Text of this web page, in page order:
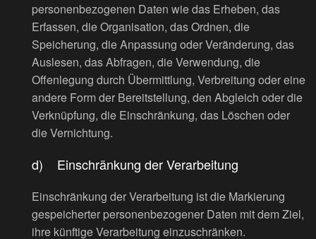
personenbezogenen Daten wie das Erheben, das
Erfassen, die Organisation, das Ordnen, die
Speicherung, die Anpassung oder Veränderung, das
Auslesen, das Abfragen, die Verwendung, die
Offenlegung durch Übermittlung, Verbreitung oder eine
andere Form der Bereitstellung, den Abgleich oder die
Verknüpfung, die Einschränkung, das Löschen oder
die Vernichtung.
d) Einschränkung der Verarbeitung
Einschränkung der Verarbeitung ist die Markierung
gespeicherter personenbezogener Daten mit dem Ziel,
ihre künftige Verarbeitung einzuschränken.